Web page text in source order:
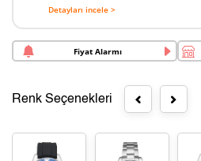
Detayları incele >
Fiyat Alarmı
Renk Seçenekleri